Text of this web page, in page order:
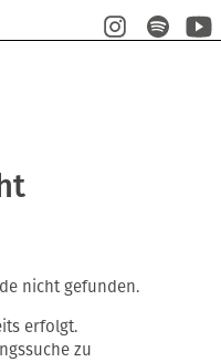
nicht gefunden.
erfolgt.
zu